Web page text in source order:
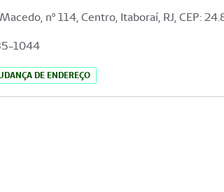
nº 114, Centro, Itaboraí, RJ, CEP:
1044
DE ENDEREÇO